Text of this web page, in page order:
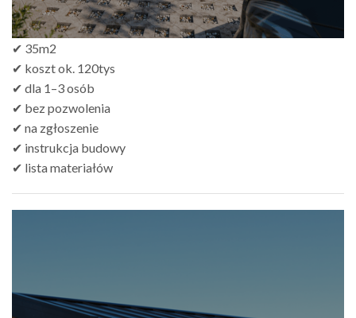
✔ 35m2
✔ koszt ok. 120tys
✔ dla 1–3 osób
✔ bez pozwolenia
✔ na zgłoszenie
✔ instrukcja budowy
✔ lista materiałów